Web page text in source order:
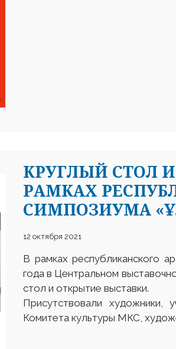
КРУГЛЫЙ СТОЛ
РАМКАХ
СИМПОЗИУМА
12 октября 2021
В рамках республиканского
года в Центральном
стол и открытие выставки.
Присутствовали художники,
Комитета культуры МКС,